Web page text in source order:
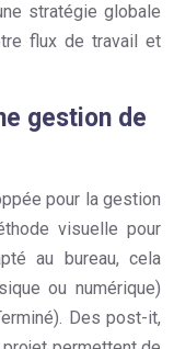
stratégie globale
flux de travail et
gestion de
pour la gestion
visuelle pour
au bureau, cela
ou numérique)
Des post-it,